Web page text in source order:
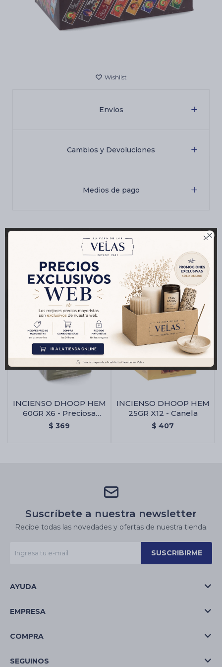

Envíos
Cambios y Devoluciones
Medios de pago
Productos que te pueden interesar
INCIENSO DHOOP HEM
60GR X6 - Preciosa
Heena
$ 369
INCIENSO DHOOP HEM
25GR X12 - Canela
$ 407
Suscríbete a nuestra newsletter
Recibe todas las novedades y ofertas de nuestra tienda.
SUSCRIBIRME
AYUDA
EMPRESA
COMPRA
SEGUINOS
Cartas de Tarot